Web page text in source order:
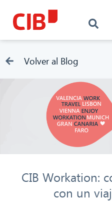
Volver al Blog
CIB Workation:
con un